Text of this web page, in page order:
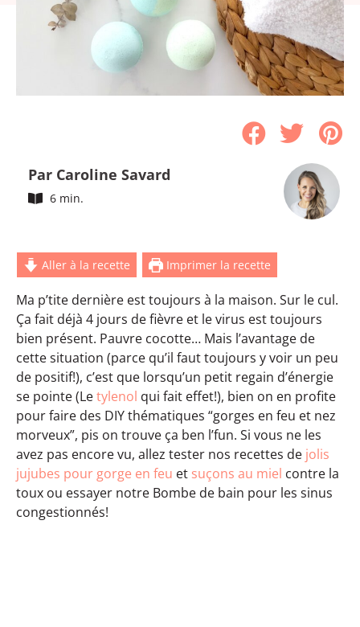
Par Caroline Savard
6 min.
Aller à la recette Imprimer la recette
Ma p’tite dernière est toujours à la maison. Sur le cul.
Ça fait déjà 4 jours de fièvre et le virus est toujours
bien présent. Pauvre cocotte… Mais l’avantage de
cette situation (parce qu’il faut toujours y voir un peu
de positif!), c’est que lorsqu’un petit regain d’énergie
se pointe (Letylenol qui fait effet!), bien on en profite
pour faire des DIY thématiques “gorges en feu et nez
morveux”, pis on trouve ça ben l’fun. Si vous ne les
avez pas encore vu, allez tester nos recettes de jolis
jujubes pour gorge en feu et suçons au miel contre la
toux ou essayer notre Bombe de bain pour les sinus
congestionnés!